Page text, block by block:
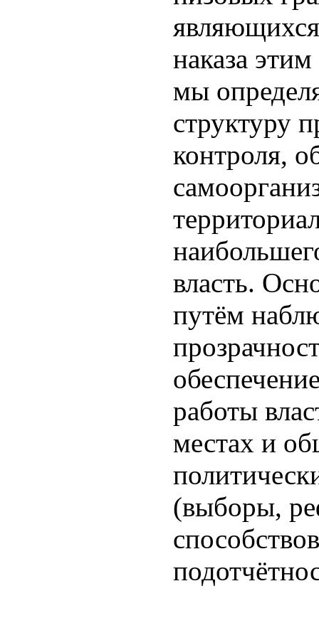
наказа
мы
структуру
контроля,
власть.
путём
работы
местах и
(выборы,